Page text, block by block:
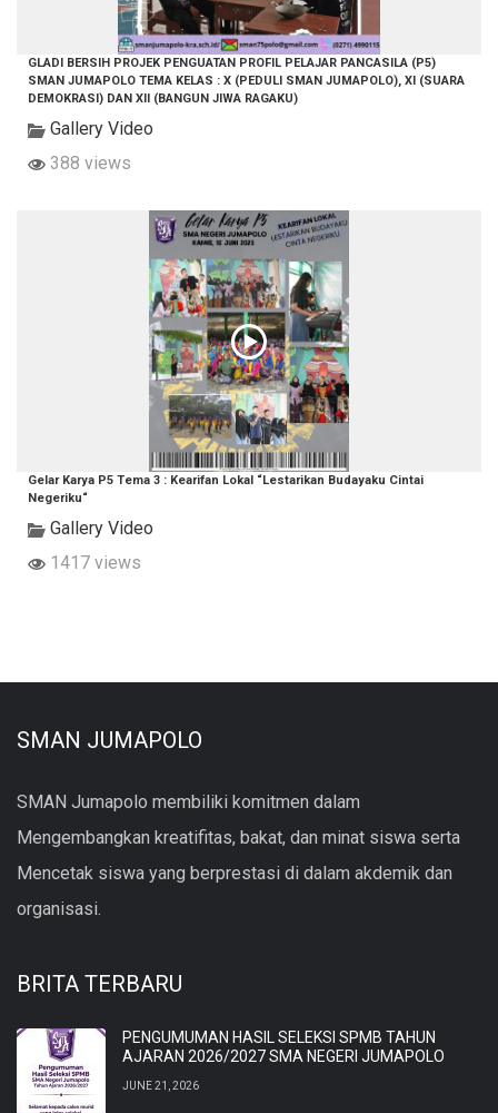
GLADI BERSIH PROJEK PENGUATAN PROFIL PELAJAR PANCASILA (P5)
SMAN JUMAPOLO TEMA KELAS : X (PEDULI SMAN JUMAPOLO), XI (SUARA
DEMOKRASI) DAN XII (BANGUN JIWA RAGAKU)
Gallery Video
388 views
Gelar Karya P5 Tema 3 : Kearifan Lokal “Lestarikan Budayaku Cintai
Negeriku“
Gallery Video
1417 views
SMAN JUMAPOLO
SMAN Jumapolo membiliki komitmen dalam
Mengembangkan kreatifitas, bakat, dan minat siswa serta
Mencetak siswa yang berprestasi di dalam akdemik dan
organisasi.
BRITA TERBARU
PENGUMUMAN HASIL SELEKSI SPMB TAHUN
AJARAN 2026/2027 SMA NEGERI JUMAPOLO
JUNE 21, 2026